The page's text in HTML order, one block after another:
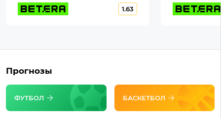
1.63
Прогнозы
ФУТБОЛ БАСКЕТБОЛ